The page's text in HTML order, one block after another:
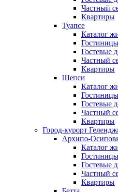
Частный
Квартиры
Туапсе
Каталог
Гостевые
Частный
Квартиры
Шепси
Каталог
Гостевые
Частный
Квартиры
Город-курорт
Архипо-
Каталог
Гостевые
Частный
Квартиры